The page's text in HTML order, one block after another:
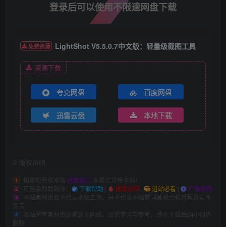
登录后可以使用不限速网盘下载
免费资源 LightShot V5.5.0.7中文版：轻量级截图工具
资源下载
夸克网盘 百度网盘
迅雷云盘 本地下载
版权声明
1 如果您喜欢本站 点击这儿 多帮忙宣传本站！
2 可能会帮助到你： 下载帮助 报毒说明 | 进站必看 | 广告合作
3
本站素材资源不代表本站立场，并不代表本站赞同其观点和对其真实性
负责
4
本站所有素材资源来源于网络，仅供学习与参考，请于下载后24小时内
删除